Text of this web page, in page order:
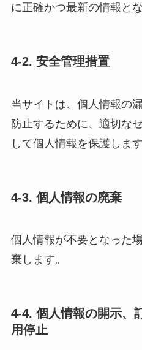
に正確かつ最新の情報と
4-2. 安全管理措置
当サイトは、個人情報の
防止するために、適切な
して個人情報を保護します
4-3. 個人情報の廃棄
個人情報が不要となった
棄します。
4-4. 個人情報の開示、
用停止